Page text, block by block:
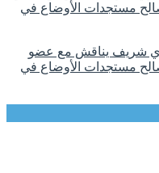
شريف يناقش مع عضو
مستجدات الأوضاع في